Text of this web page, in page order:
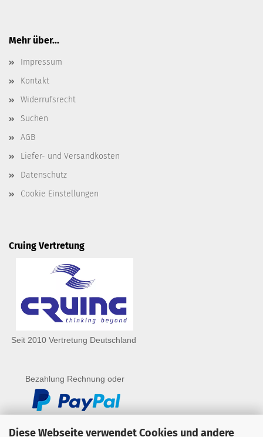
Diese Webseite verwendet Cookies und andere
Mehr über...
Impressum
Kontakt
Widerrufsrecht
Suchen
AGB
Liefer- und Versandkosten
Datenschutz
Cookie Einstellungen
Cruing Vertretung
Seit 2010 Vertretung Deutschland
Bezahlung Rechnung oder